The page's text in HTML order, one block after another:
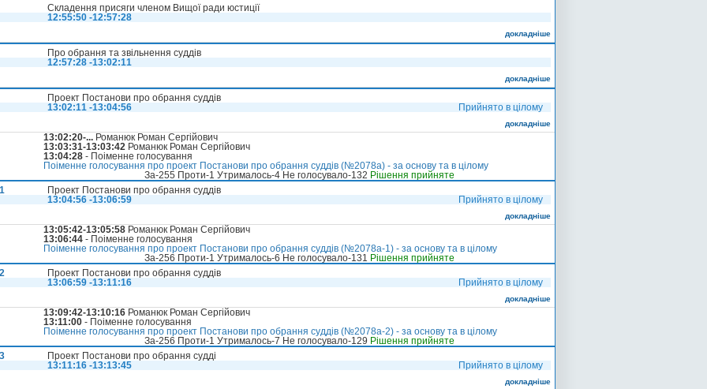
Складення присяги членом Вищої ради юстиції
12:55:50 -12:57:28
докладніше
Про обрання та звільнення суддів
12:57:28 -13:02:11
докладніше
Проект Постанови про обрання суддів
13:02:11 -13:04:56
Прийнято в цілому
докладніше
13:02:20-... Романюк Роман Сергійович
13:03:31-13:03:42 Романюк Роман Сергійович
13:04:28 - Поіменне голосування
Поіменне голосування про проект Постанови про обрання суддів (№2078а) - за основу та в цілому
За-255 Проти-1 Утрималось-4 Не голосувало-132 Рішення прийняте
Проект Постанови про обрання суддів
13:04:56 -13:06:59
Прийнято в цілому
докладніше
13:05:42-13:05:58 Романюк Роман Сергійович
13:06:44 - Поіменне голосування
Поіменне голосування про проект Постанови про обрання суддів (№2078а-1) - за основу та в цілому
За-256 Проти-1 Утрималось-6 Не голосувало-131 Рішення прийняте
Проект Постанови про обрання суддів
13:06:59 -13:11:16
Прийнято в цілому
докладніше
13:09:42-13:10:16 Романюк Роман Сергійович
13:11:00 - Поіменне голосування
Поіменне голосування про проект Постанови про обрання суддів (№2078а-2) - за основу та в цілому
За-256 Проти-1 Утрималось-7 Не голосувало-129 Рішення прийняте
Проект Постанови про обрання судді
13:11:16 -13:13:45
Прийнято в цілому
докладніше